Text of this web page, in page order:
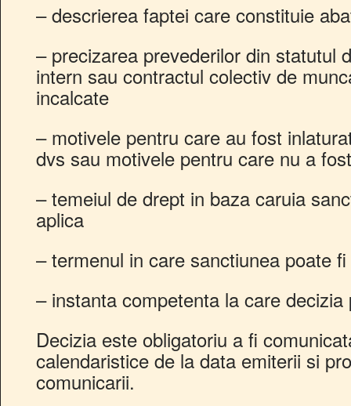
– descrierea faptei care constituie
– precizarea prevederilor din statutul
intern sau contractul colectiv de
incalcate
– motivele pentru care au fost
dvs sau motivele pentru care nu a
– temeiul de drept in baza caruia
aplica
– termenul in care sanctiunea poate
– instanta competenta la care
Decizia este obligatoriu a fi
calendaristice de la data emiterii si
comunicarii.